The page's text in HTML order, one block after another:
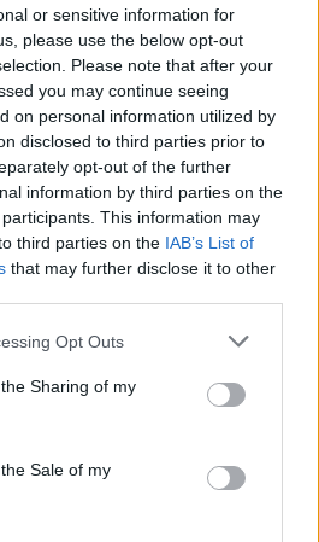
or sensitive information for
please use the below opt-out
Please note that after your
you may continue seeing
on personal information utilized by
disclosed to third parties prior to
opt-out of the further
information by third parties on the
participants. This information may
third parties on the IAB’s List of
that may further disclose it to other
Opt Outs
Sharing of my
Sale of my
Radio.gr στοGoogle News
τα πιο hot νέα .
νέα, μπείτε στην ροή
Radio.gr και στο Instagram
ΔΙΑΦΗΜΙΣΗ